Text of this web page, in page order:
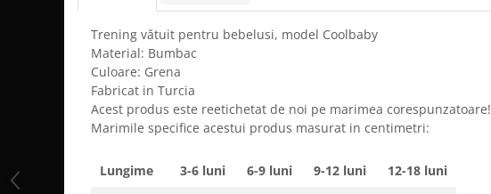
Trening vătuit pentru bebelusi, model Coolbaby
Material: Bumbac
Culoare: Grena
Fabricat in Turcia
Acest produs este reetichetat de noi pe marimea corespunzatoare!
Marimile specifice acestui produs masurat in centimetri:
Lungime 3-6 luni 6-9 luni 9-12 luni
12-18 luni